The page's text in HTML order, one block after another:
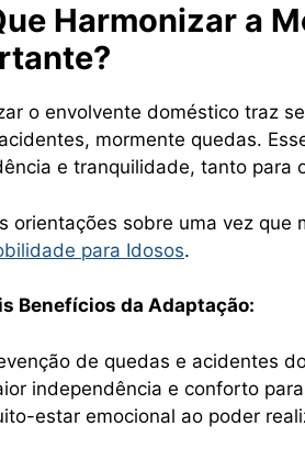
Harmonizar a
o envolvente doméstico traz
mormente quedas.
e tranquilidade, tanto para
orientações sobre uma vez
para Idosos.
Benefícios da Adaptação:
de quedas e acidentes
independência e conforto
estar emocional ao poder